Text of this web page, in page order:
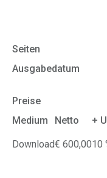
Seiten
Ausgabedatum
Preise
Medium
Netto +
Download€ 600,0010